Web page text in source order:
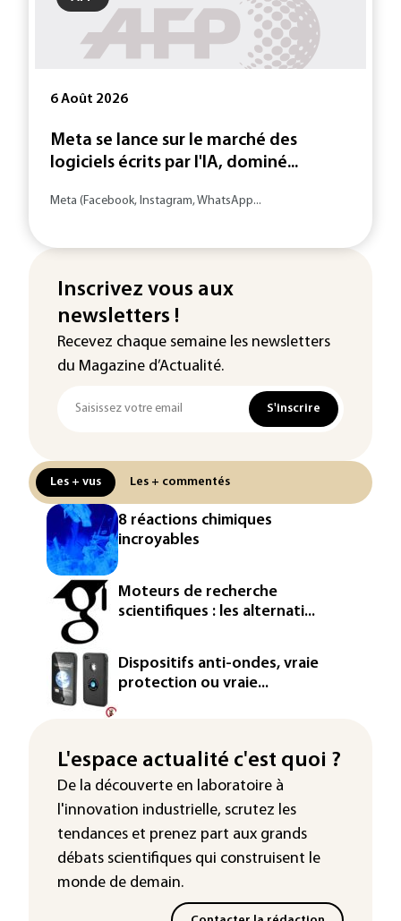
6 Août 2026
Meta se lance sur le marché des
logiciels écrits par l'IA, dominé...
Meta (Facebook, Instagram, WhatsApp...
Inscrivez vous aux
newsletters !
Recevez chaque semaine les newsletters
du Magazine d’Actualité.
S'inscrire
Les + vus Les + commentés
8 réactions chimiques
incroyables
Moteurs de recherche
scientifiques : les alternati...
Dispositifs anti-ondes, vraie
protection ou vraie...
L'espace actualité c'est quoi ?
De la découverte en laboratoire à
l'innovation industrielle, scrutez les
tendances et prenez part aux grands
débats scientifiques qui construisent le
monde de demain.